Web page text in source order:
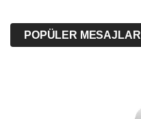
POPÜLER MESAJLAR